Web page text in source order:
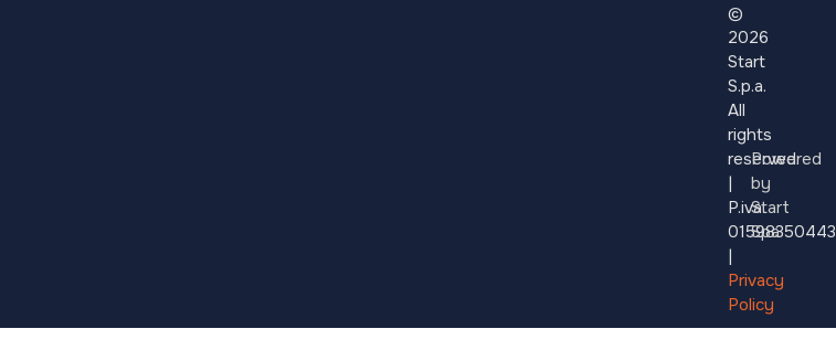
©
2026
Start
S.p.a.
All
rights
reserved.
|
P.iva:
01598350443
|
Privacy
Policy
–
Powered
by
Start
Spa